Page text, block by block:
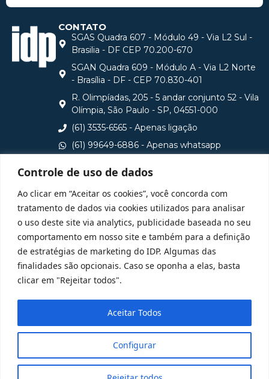
Controle de uso de dados
Ao clicar em “Aceitar os cookies”, você concorda com
tratamento de dados via cookies utilizados para analisar
o uso deste site via analytics, publicidade baseada no seu
comportamento em nosso site e também para a definição
de estratégias de marketing do IDP. Algumas das
finalidades são opcionais. Caso se oponha a elas, basta
clicar em "Rejeitar todos".
Configurar
Aceitar Todos
CONTATO
SGAS Quadra 607 - Módulo 49 - Via L2 Sul -
Brasilia - DF CEP 70.200-670
SGAN Quadra 609 - Módulo A - Via L2 Norte
- Brasília - DF - CEP 70.830-401
R. Olimpíadas, 205 - 5 andar conjunto 52 - Vila
Olímpia, São Paulo - SP, 04551-000
(61) 3535-6565 - Apenas ligação
(61) 99649-6886 - Apenas whatsapp
Consulte aqui o cadastro da Instituição no Sistema e-
MEC